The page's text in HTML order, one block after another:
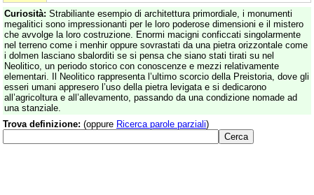
Curiosità: Strabiliante esempio di architettura primordiale, i monumenti
megalitici sono impressionanti per le loro poderose dimensioni e il mistero
che avvolge la loro costruzione. Enormi macigni conficcati singolarmente
nel terreno come i menhir oppure sovrastati da una pietra orizzontale come
i dolmen lasciano sbalorditi se si pensa che siano stati tirati su nel
Neolitico, un periodo storico con conoscenze e mezzi relativamente
elementari. Il Neolitico rappresenta l’ultimo scorcio della Preistoria, dove gli
esseri umani appresero l’uso della pietra levigata e si dedicarono
all’agricoltura e all’allevamento, passando da una condizione nomade ad
una stanziale.
Trova definizione: (oppure Ricerca parole parziali)